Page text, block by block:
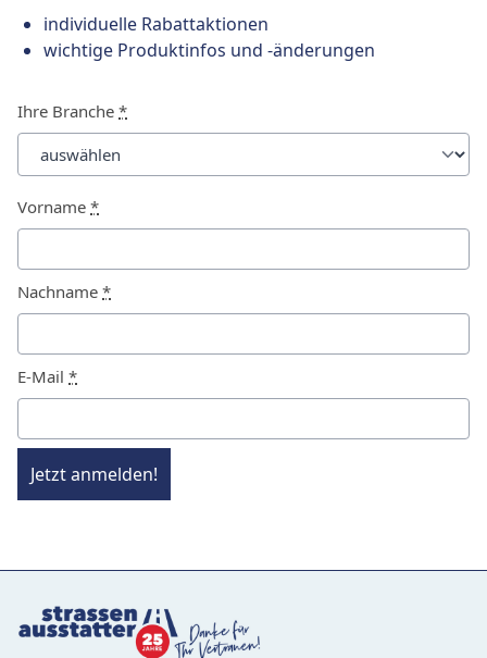
individuelle Rabattaktionen
wichtige Produktinfos und -änderungen
Ihre Branche *
Vorname *
Nachname *
E-Mail *
Jetzt anmelden!